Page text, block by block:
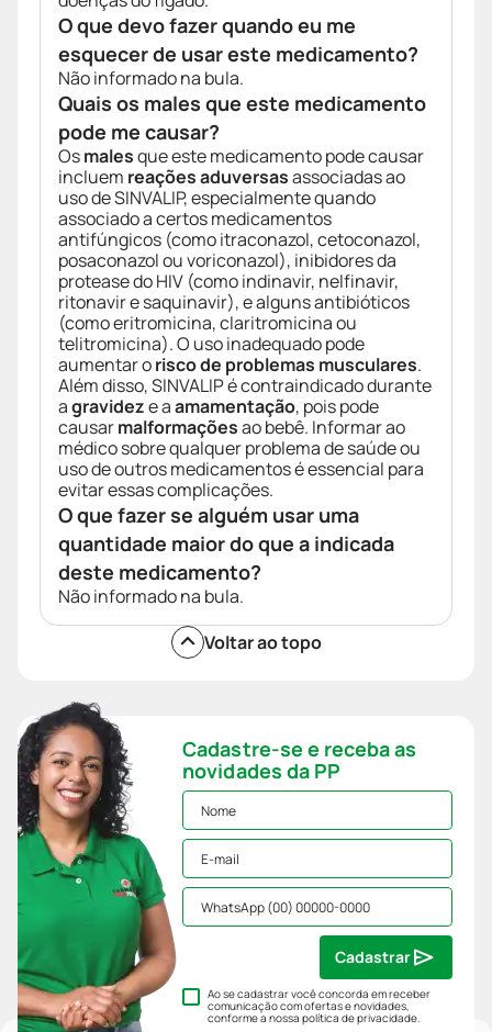
O que devo fazer quando eu me
esquecer de usar este medicamento?
Não informado na bula.
Quais os males que este medicamento
pode me causar?
Osmalesque este medicamento pode causar
incluem reações aduversasassociadas ao
uso de SINVALIP, especialmente quando
associado a certos medicamentos
antifúngicos (como itraconazol, cetoconazol,
posaconazol ou voriconazol), inibidores da
protease do HIV (como indinavir, nelfinavir,
ritonavir e saquinavir), e alguns antibióticos
(como eritromicina, claritromicina ou
telitromicina). O uso inadequado pode
aumentar orisco de problemas musculares.
Além disso, SINVALIP é contraindicado durante
agravideze aamamentação, pois pode
causarmalformaçõesao bebê. Informar ao
médico sobre qualquer problema de saúde ou
uso de outros medicamentos é essencial para
evitar essas complicações.
O que fazer se alguém usar uma
quantidade maior do que a indicada
deste medicamento?
Não informado na bula.
Voltar ao topo
Cadastre-se e receba as
novidades da PP
Ao se cadastrar você concorda em receber
comunicação com ofertas e novidades,
conforme a nossapolítica de privacidade.
Cadastrar